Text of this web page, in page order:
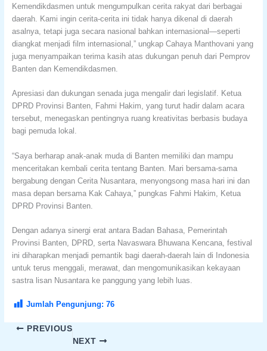
Kemendikdasmen untuk mengumpulkan cerita rakyat dari berbagai
daerah. Kami ingin cerita-cerita ini tidak hanya dikenal di daerah
asalnya, tetapi juga secara nasional bahkan internasional—seperti
diangkat menjadi film internasional,” ungkap Cahaya Manthovani yang
juga menyampaikan terima kasih atas dukungan penuh dari Pemprov
Banten dan Kemendikdasmen.
Apresiasi dan dukungan senada juga mengalir dari legislatif. Ketua
DPRD Provinsi Banten, Fahmi Hakim, yang turut hadir dalam acara
tersebut, menegaskan pentingnya ruang kreativitas berbasis budaya
bagi pemuda lokal.
“Saya berharap anak-anak muda di Banten memiliki dan mampu
menceritakan kembali cerita tentang Banten. Mari bersama-sama
bergabung dengan Cerita Nusantara, menyongsong masa hari ini dan
masa depan bersama Kak Cahaya,” pungkas Fahmi Hakim, Ketua
DPRD Provinsi Banten.
Dengan adanya sinergi erat antara Badan Bahasa, Pemerintah
Provinsi Banten, DPRD, serta Navaswara Bhuwana Kencana, festival
ini diharapkan menjadi pemantik bagi daerah-daerah lain di Indonesia
untuk terus menggali, merawat, dan mengomunikasikan kekayaan
sastra lisan Nusantara ke panggung yang lebih luas.
Jumlah Pengunjung: 76
PREVIOUS
NEXT